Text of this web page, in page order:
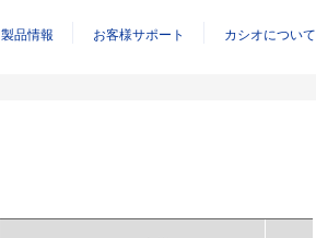
製品情報 お客様サポート カシオについて